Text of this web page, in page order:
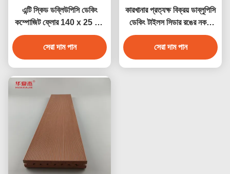
এন্টি স্কিড ডব্লিউপিসি ডেকিং
কম্পোজিট ফ্লোর 140 x 25 মিমি
বাদামী কফি ধূসর সেগুন কাঠের রঙ
সেরা দাম পান
কারখানার প্রত্যক্ষ বিক্রয় ডাব্লুপিসি
ডেকিং টাইলস সিডার রঙের নকশা
ডাব্লুপিসি জলরোধী টেকসই ডেকিং
আউটডোর
সেরা দাম পান